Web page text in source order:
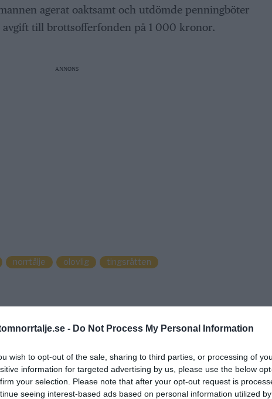
- Do Not Process My Personal Information
wish to opt-out of the sale, sharing to third parties, or processing of
information for targeted advertising by us, please use the below
your selection. Please note that after your opt-out request is
seeing interest-based ads based on personal information utilized
agerat oaktsamt och utdömde penningböter
avgift till brottsofferfonden på 1 000 kronor.
ANNONS
norrtälje olovlig tingsrätten